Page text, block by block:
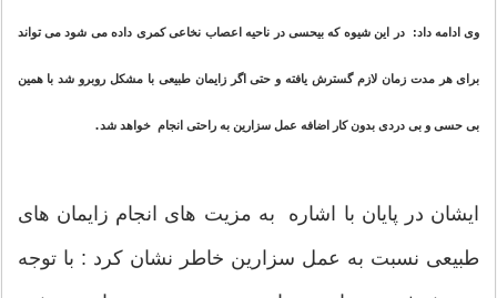
وی ادامه داد: در این شیوه که بیحسی در ناحیه اعصاب نخاعی کمری داده می شود می تواند
برای هر مدت زمان لازم گسترش یافته و حتی اگر زایمان طبیعی با مشکل روبرو شد با همین
بی حسی و بی دردی بدون کار اضافه عمل سزارین به راحتی انجام خواهد شد.
ایشان در پایان با اشاره به مزیت های انجام زایمان های
طبیعی نسبت به عمل سزارین خاطر نشان کرد : با توجه